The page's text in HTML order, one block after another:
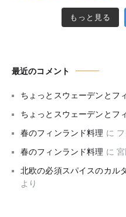
もっと見る
最近のコメント
ちょっとスウェーデンとフ
ちょっとスウェーデンとフ
春のフィンランド料理 に
春のフィンランド料理 に
北欧の必須スパイスのカル
より